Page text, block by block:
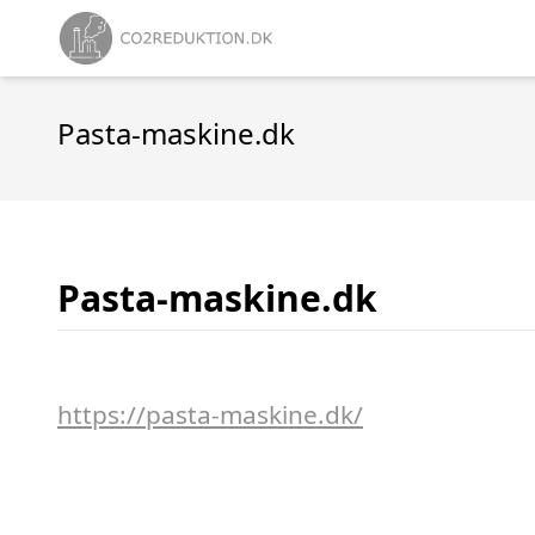
Pasta-maskine.dk
Pasta-maskine.dk
https://pasta-maskine.dk/